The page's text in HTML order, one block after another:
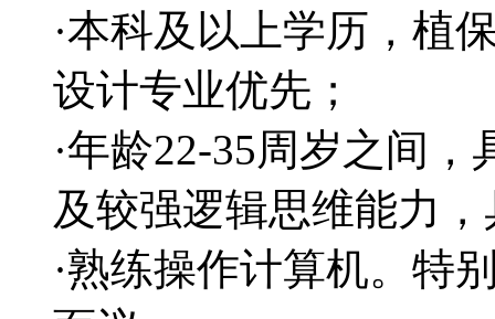
·本科及以上学历，植
设计专业优先；
·年龄22-35周岁之间
及较强逻辑思维能力
·熟练操作计算机。特